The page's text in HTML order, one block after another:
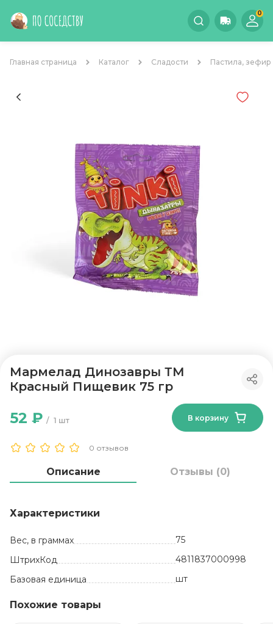
0
Главная страница Каталог Сладости Пастила,
Мармелад Динозавры ТМ
Красный Пищевик 75 гр
0 отзывов
1 шт
52 ₽ В корзину
Описание Отзывы (0)
Характеристики
Вес, в граммах
75
ШтрихКод
4811837000998
Базовая единица
шт
Похожие товары